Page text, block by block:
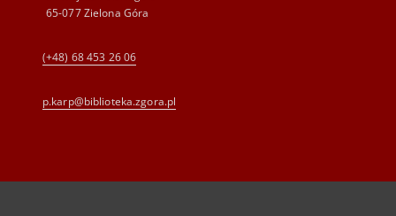
65-077 Zielona Góra
(+48) 68 453 26 06
p.karp@biblioteka.zgora.pl